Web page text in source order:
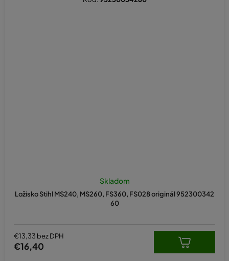
Ložisko Stihl MS240, MS260, FS360, FS028 originál 952300342
60
Skladom
€13,33 bez DPH
€16,40